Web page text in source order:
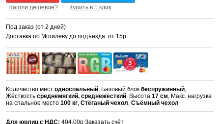
Нашли дешевле? Купить в 1 клик
Под заказ (от 2 дней)
Доставка по Могилёву до подъезда: от 15р
Количество местодноспальный , Базовый блокбеспружинный
Жёсткостьсреднемягкий, среднежёсткий , Высота17 см , Макс. нагрузка
на спальное место100 кг ,Стёганый чехол ,Съёмный чехол
Для юрлиц с НДС: 404,00рЗаказать счёт